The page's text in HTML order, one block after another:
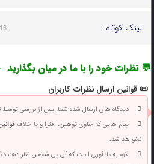
لینک کوتاه :
💬 نظرات خود را با ما در میان بگذارید
📜 قوانین ارسال نظرات کاربران
دیدگاه های ارسال شده شما، پس از بررسی توسط
پیام هایی که حاوی توهین، افترا و یا خلاف
نخواهد شد.
لازم به یادآوری است که آی پی شخص نظر دهنده